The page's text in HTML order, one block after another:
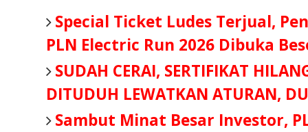
Special Ticket Ludes Terjual,
PLN Electric Run 2026 Dibuka
SUDAH CERAI, SERTIFIKAT
DITUDUH LEWATKAN ATURAN,
Sambut Minat Besar Investor,